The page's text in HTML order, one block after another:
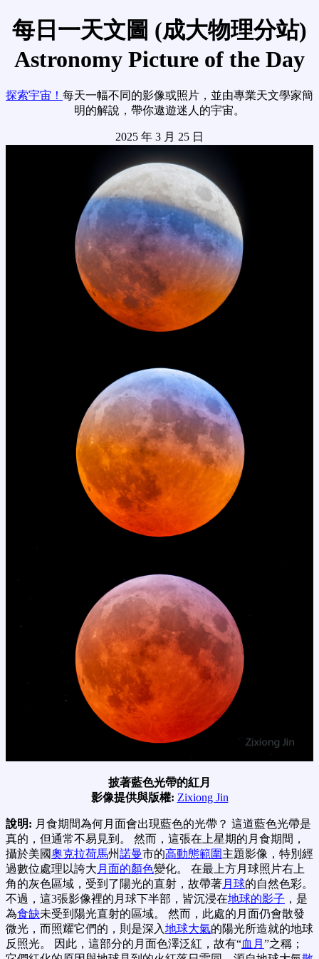
每日一天文圖 (成大物理分站)
Astronomy Picture of the Day
探索宇宙！ 每天一幅不同的影像或照片，並由專業天文學家簡
明的解說，帶你遨遊迷人的宇宙。
2025 年 3 月 25 日
披著藍色光帶的紅月
影像提供與版權: Zixiong Jin
說明: 月食期間為何月面會出現藍色的光帶？ 這道藍色光帶是
真的，但通常不易見到。 然而，這張在上星期的月食期間，
攝於美國奧克拉荷馬州諾曼市的高動態範圍主題影像，特別經
過數位處理以誇大 月面的顏色變化。 在最上方月球照片右上
角的灰色區域，受到了陽光的直射，故帶著月球的自然色彩。
不過，這3張影像裡的月球下半部，皆沉浸在地球的影子 ，是
為食缺未受到陽光直射的區域。 然而，此處的月面仍會散發
微光，而照耀它們的，則是深入地球大氣的陽光所造就的地球
反照光。 因此，這部分的月面色澤泛紅，故有“血月 ”之稱；